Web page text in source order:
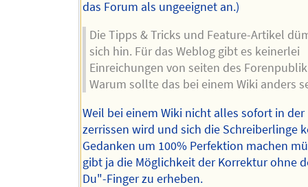
das Forum als ungeeignet an.)
Die Tipps & Tricks und Feature-Artikel
sich hin. Für das Weblog gibt es keinerlei
Einreichungen von seiten des
Warum sollte das bei einem Wiki anders
Weil bei einem Wiki nicht alles sofort in der
zerrissen wird und sich die Schreiberlinge
Gedanken um 100% Perfektion machen
gibt ja die Möglichkeit der Korrektur ohne
Du"-Finger zu erheben.